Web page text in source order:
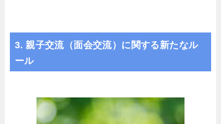
3. 親子交流（面会交流）に関する新たなル
ール